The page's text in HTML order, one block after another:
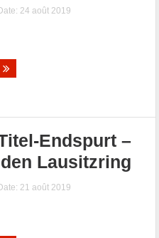
24 août 2019
Endspurt –
Lausitzring
21 août 2019